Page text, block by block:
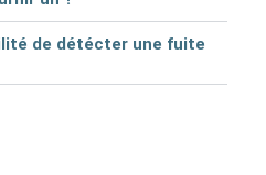
de détécter une fuite